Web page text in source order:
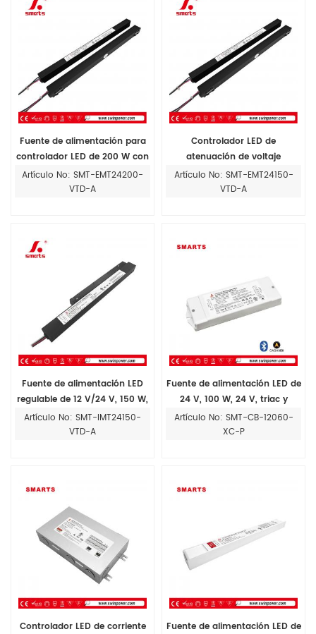
Fuente de alimentación para
controlador LED de 200 W con
atenuación de 0-10 V y TRIAC
para tiras de luces LED con
Artículo No: SMT-EMT24200-
VTD-A
Controlador LED de
atenuación de voltaje
constante de 0-10 V y TRIAC
de 150 W para iluminación
Artículo No: SMT-EMT24150-
VTD-A
Fuente de alimentación LED
regulable de 12 V/24 V, 150 W,
100-277 V CA, triac y 0-10 V.
Adecuada para instalación en
Artículo No: SMT-IMT24150-
VTD-A
Fuente de alimentación LED de
24 V, 100 W, 24 V, triac y
regulable de 0-10 V, voltaje
constante para tiras LED
Artículo No: SMT-CB-12060-
XC-P
Controlador LED de corriente
Fuente de alimentación LED de